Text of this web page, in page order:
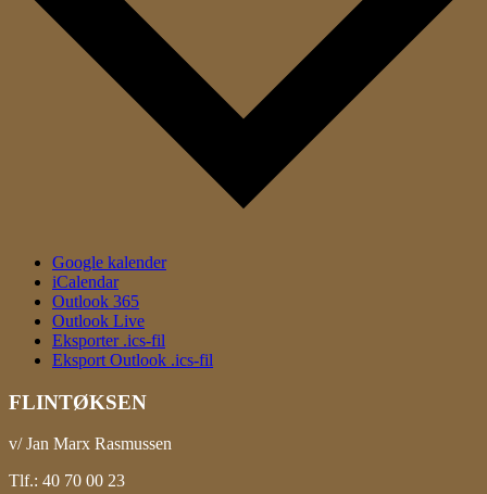
Google kalender
iCalendar
Outlook 365
Outlook Live
Eksporter .ics-fil
Eksport Outlook .ics-fil
FLINTØKSEN
v/ Jan Marx Rasmussen
Tlf.: 40 70 00 23